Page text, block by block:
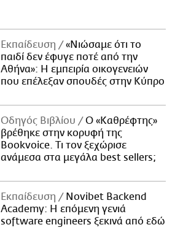
Εκπαίδευση
«Νιώσαμε ότι το
παιδί δεν έφυγε ποτέ από την
Αθήνα»: Η εμπειρία οικογενειών
που επέλεξαν σπουδές στην Κύπρο
Οδηγός Βιβλίου
Ο «Καθρέφτης»
βρέθηκε στην κορυφή της
Bookvoice. Τι τον ξεχώρισε
ανάμεσα στα μεγάλα best sellers;
Εκπαίδευση
Novibet Backend
Academy: Η επόμενη γενιά
software engineers ξεκινά από εδώ